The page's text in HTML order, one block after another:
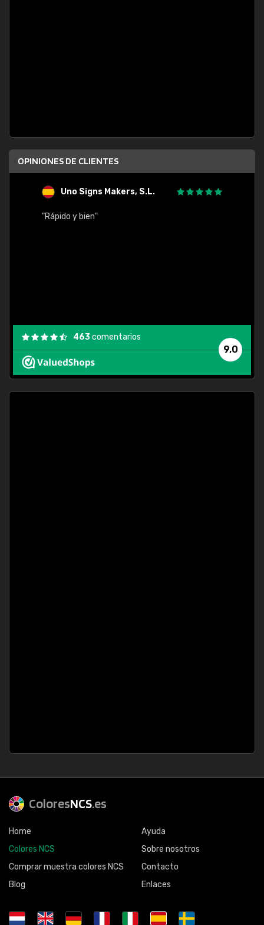
OPINIONES DE CLIENTES
Uno Signs Makers, S.L.
"Rápido y bien"
9,0
463comentarios
ColoresNCS.es
Home
Colores NCS
Comprar muestra colores NCS
Blog
Ayuda
Sobre nosotros
Contacto
Enlaces